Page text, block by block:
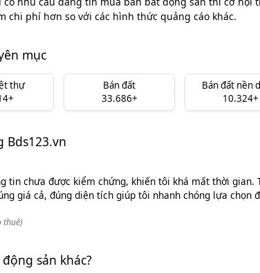
chi phí hơn so với các hình thức quảng cáo khác.
mục
thự
Bán đất
33.686+
Bán đất nền
10.324+
tin chưa được kiểm chứng, khiến tôi khá mất thời gian.
giá cả, đúng diện tích giúp tôi nhanh chóng lựa chọn
thuê)
sản khác?